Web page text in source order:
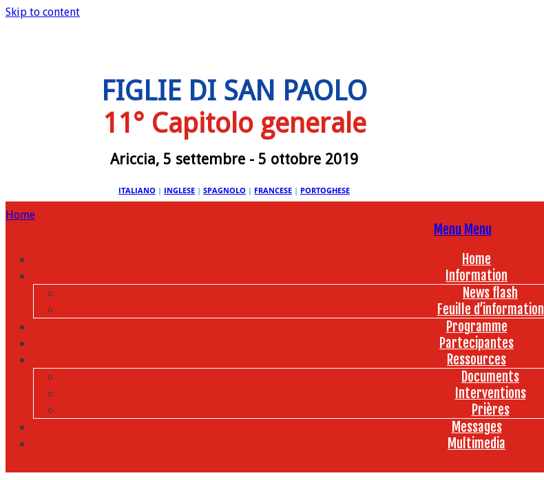
Skip to content
FIGLIE DI SAN PAOLO
11° Capitolo generale
Ariccia, 5 settembre - 5 ottobre 2019
ITALIANO | INGLESE | SPAGNOLO | FRANCESE | PORTOGHESE
Home
Menu Menu
Home
Information
News flash
Feuille d’information
Programme
Partecipantes
Ressources
Documents
Interventions
Prières
Messages
Multimedia